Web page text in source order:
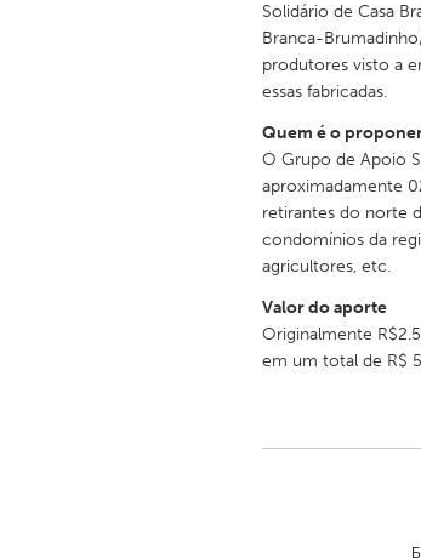
UNITED KINGDOM
Glasgow
UNITED STATES
Ann Arbor, MI
Cass Clay
Gainesville, FL
Key West, FL
Newburyport, MA
Solidário de Casa
Branca-
produtores visto a
essas fabricadas.
Quem é o
O Grupo de Apoio
aproximadamente
retirantes do norte
condomínios da
agricultores, etc.
Valor do aporte
Originalmente
em um total de R$